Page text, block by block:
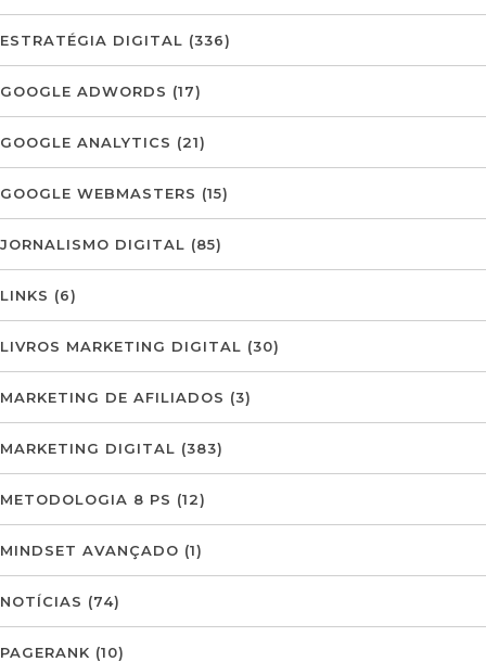
ESTRATÉGIA DIGITAL (336)
GOOGLE ADWORDS (17)
GOOGLE ANALYTICS (21)
GOOGLE WEBMASTERS (15)
JORNALISMO DIGITAL (85)
LINKS (6)
LIVROS MARKETING DIGITAL (30)
MARKETING DE AFILIADOS (3)
MARKETING DIGITAL (383)
METODOLOGIA 8 PS (12)
MINDSET AVANÇADO (1)
NOTÍCIAS (74)
PAGERANK (10)